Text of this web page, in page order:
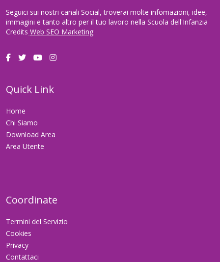
Seguici sui nostri canali Social, troverai molte infomazioni, idee,
immagini e tanto altro per il tuo lavoro nella Scuola dell'Infanzia
Credits Web SEO Marketing
Quick Link
Home
Chi Siamo
Download Area
Area Utente
Coordinate
Termini del Servizio
Cookies
Privacy
Contattaci